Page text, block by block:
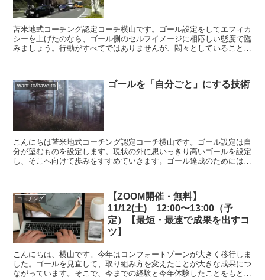
苫米地式コーチング認定コーチ横山です。ゴール設定をしてエフィカ
シーを上げたのなら、ゴール側のセルフイメージに相応しい態度で臨
みましょう。行動がすべてではありませんが、悶々としていることに
want to/have to ゴールを「自分ごと」にする技術
こんにちは苫米地式コーチング認定コーチ横山です。ゴール設定は自
分が望むものを設定します。現状の外に思いっきり高いゴールを設定
し、そこへ向けて歩みをすすめていきます。ゴール達成のためにはエ
コーチング
【ZOOM開催・無料】
11/12(土) 12:00〜13:00（予
定）【最短・最速で成果を出すコ
ツ】
こんにちは、横山です。今年はコンフォートゾーンが大きく移行しま
した。ゴールを見直して、取り組み方を変えたことが大きな成果につ
ながっています。そこで、今までの経験と今年体験したことをもと